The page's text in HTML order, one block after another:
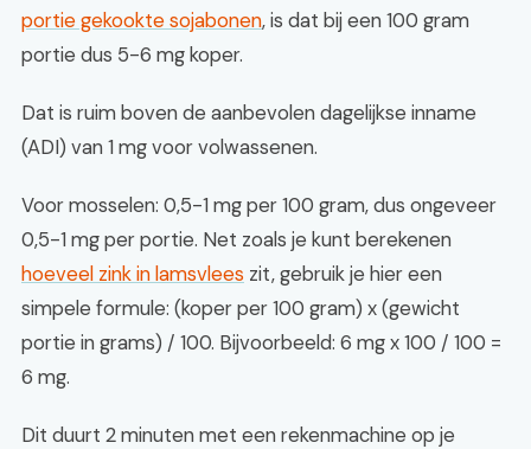
portie gekookte sojabonen, is dat bij een 100 gram
portie dus 5-6 mg koper.
Dat is ruim boven de aanbevolen dagelijkse inname
(ADI) van 1 mg voor volwassenen.
Voor mosselen: 0,5-1 mg per 100 gram, dus ongeveer
0,5-1 mg per portie. Net zoals je kunt berekenen
hoeveel zink in lamsvlees zit, gebruik je hier een
simpele formule: (koper per 100 gram) x (gewicht
portie in grams) / 100. Bijvoorbeeld: 6 mg x 100 / 100 =
6 mg.
Dit duurt 2 minuten met een rekenmachine op je